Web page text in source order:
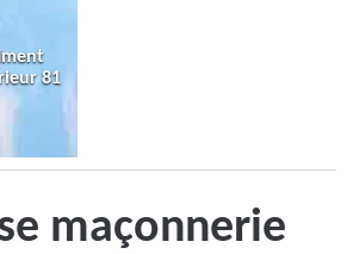
81
maçonnerie